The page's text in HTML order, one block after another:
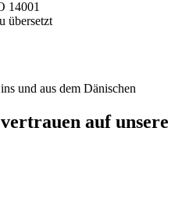
14001
übersetzt
und aus dem Dänischen
auf unsere